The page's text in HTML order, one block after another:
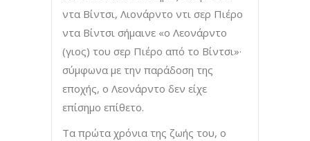
ντα Βίντσι, Λιονάρντο ντι σερ Πιέρο
ντα Βίντσι σήμαινε «ο Λεονάρντο
(γιος) του σερ Πιέρο από το Βίντσι»·
σύμφωνα με την παράδοση της
εποχής, ο Λεονάρντο δεν είχε
επίσημο επίθετο.
Τα πρώτα χρόνια της ζωής του, ο